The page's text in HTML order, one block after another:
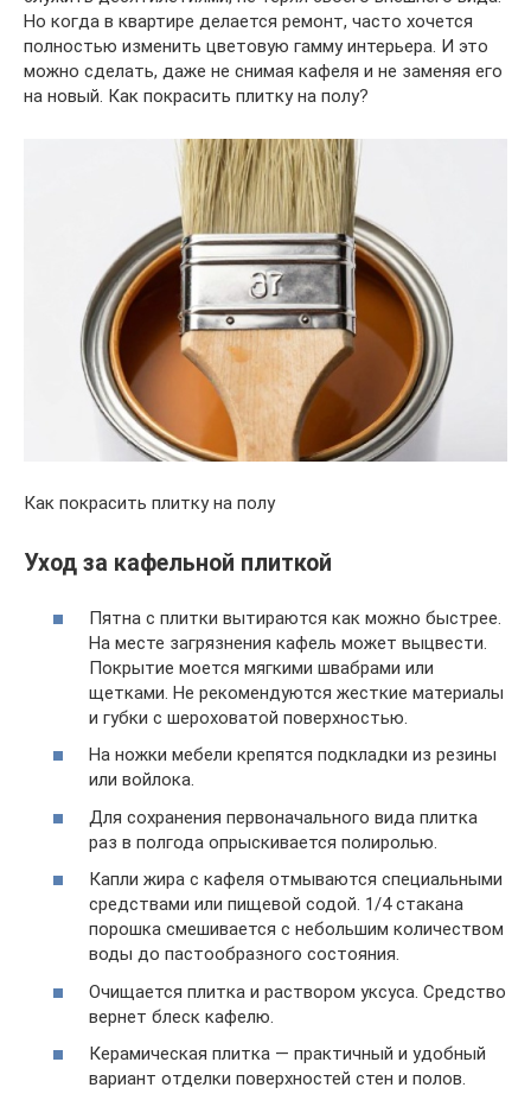
Но когда в квартире делается ремонт, часто хочется
полностью изменить цветовую гамму интерьера. И это
можно сделать, даже не снимая кафеля и не заменяя его
на новый. Как покрасить плитку на полу?
Как покрасить плитку на полу
Уход за кафельной плиткой
Пятна с плитки вытираются как можно быстрее.
На месте загрязнения кафель может выцвести.
Покрытие моется мягкими швабрами или
щетками. Не рекомендуются жесткие материалы
и губки с шероховатой поверхностью.
На ножки мебели крепятся подкладки из резины
или войлока.
Для сохранения первоначального вида плитка
раз в полгода опрыскивается полиролью.
Капли жира с кафеля отмываются специальными
средствами или пищевой содой. 1/4 стакана
порошка смешивается с небольшим количеством
воды до пастообразного состояния.
Очищается плитка и раствором уксуса. Средство
вернет блеск кафелю.
Керамическая плитка — практичный и удобный
вариант отделки поверхностей стен и полов.